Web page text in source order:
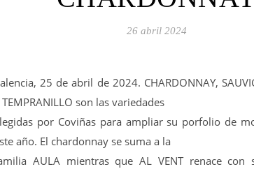
26 abril 2024
25 de abril de 2024. CHARDONNAY,
son las variedades
por Coviñas para ampliar su porfolio de
año. El chardonnay se suma a la
AULA mientras que AL VENT renace con